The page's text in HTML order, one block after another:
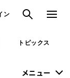
ン 検索 メニュ
トピックス
メニュー